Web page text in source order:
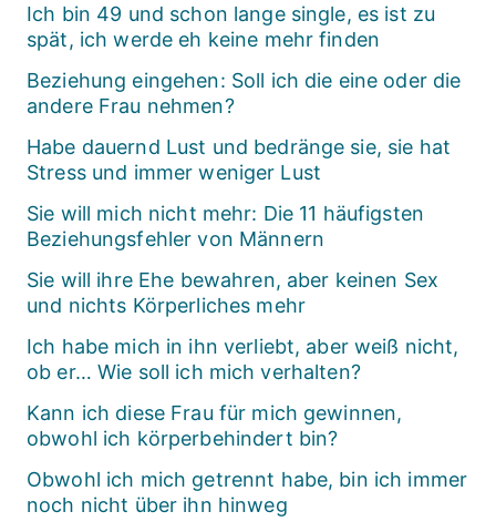
Ich bin 49 und schon lange single, es ist zu
spät, ich werde eh keine mehr finden
Beziehung eingehen: Soll ich die eine oder die
andere Frau nehmen?
Habe dauernd Lust und bedränge sie, sie hat
Stress und immer weniger Lust
Sie will mich nicht mehr: Die 11 häufigsten
Beziehungsfehler von Männern
Sie will ihre Ehe bewahren, aber keinen Sex
und nichts Körperliches mehr
Ich habe mich in ihn verliebt, aber weiß nicht,
ob er… Wie soll ich mich verhalten?
Kann ich diese Frau für mich gewinnen,
obwohl ich körperbehindert bin?
Obwohl ich mich getrennt habe, bin ich immer
noch nicht über ihn hinweg